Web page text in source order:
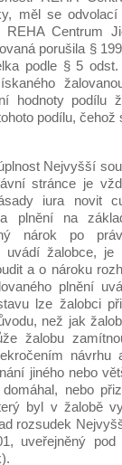
měl se
REHA Centrum
porušila §
podle § 5
hodnoty podílu
podílu,
Nejvyšší
stránce je
iura novit
plnění na
nárok po
žalobce, je
a o nároku
plnění
lze žalobci
než jak
žalobu
návrhu
jiného nebo
nebo
byl v žalobě
rozsudek
uveřejněný